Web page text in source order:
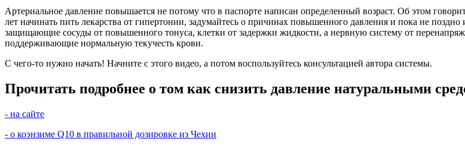
Артериальное давление повышается не потому что в паспорте написан определенный возраст. Об этом
лет начинать пить лекарства от гипертонии, задумайтесь о причинах повышенного давления и пока не
защищающие сосуды от повышенного тонуса, клетки от задержки жидкости, а нервную систему от
поддерживающие нормальную текучесть крови.
С чего-то нужно начать! Начните с этого видео, а потом воспользуйтесь консультацией автора системы.
Прочитать подробнее о том как снизить давление натуральными
- на сайте
- о коэнзиме Q10 в правильной дозировке из Чехии